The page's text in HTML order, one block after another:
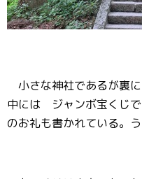
小さな神社であるが裏に
中には ジャンボ宝くじ
のお礼も書かれている。